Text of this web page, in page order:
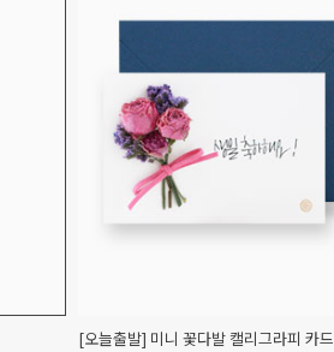
[오늘출발] 미니 꽃다발 캘리그라피 카드